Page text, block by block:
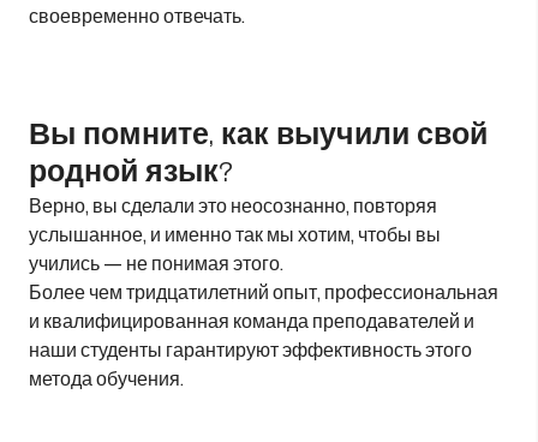
своевременно отвечать.
Вы помните, как выучили свой
родной язык?
Верно, вы сделали это неосознанно, повторяя
услышанное, и именно так мы хотим, чтобы вы
учились — не понимая этого.
Более чем тридцатилетний опыт, профессиональная
и квалифицированная команда преподавателей и
наши студенты гарантируют эффективность этого
метода обучения.